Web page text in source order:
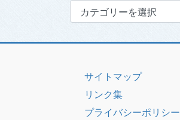
カ
テ
サイトマップ
リンク集
プライバシーポリシー